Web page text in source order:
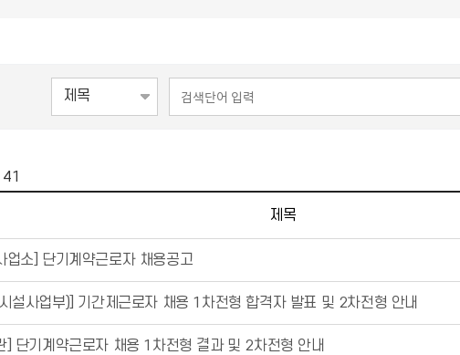
제목
업소] 단기계약근로자 채용공고
설사업부)] 기간제근로자 채용 1차전형 합격자 발표 및 2차전형 안내
] 단기계약근로자 채용 1차전형 결과 및 2차전형 안내